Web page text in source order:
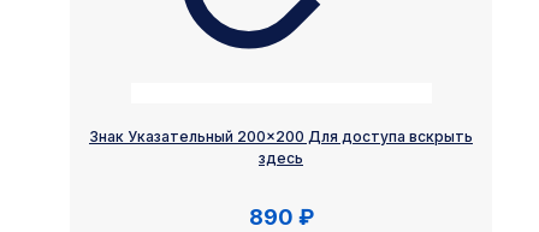
Знак Указательный 200×200 Для доступа вскрыть
здесь
890 ₽